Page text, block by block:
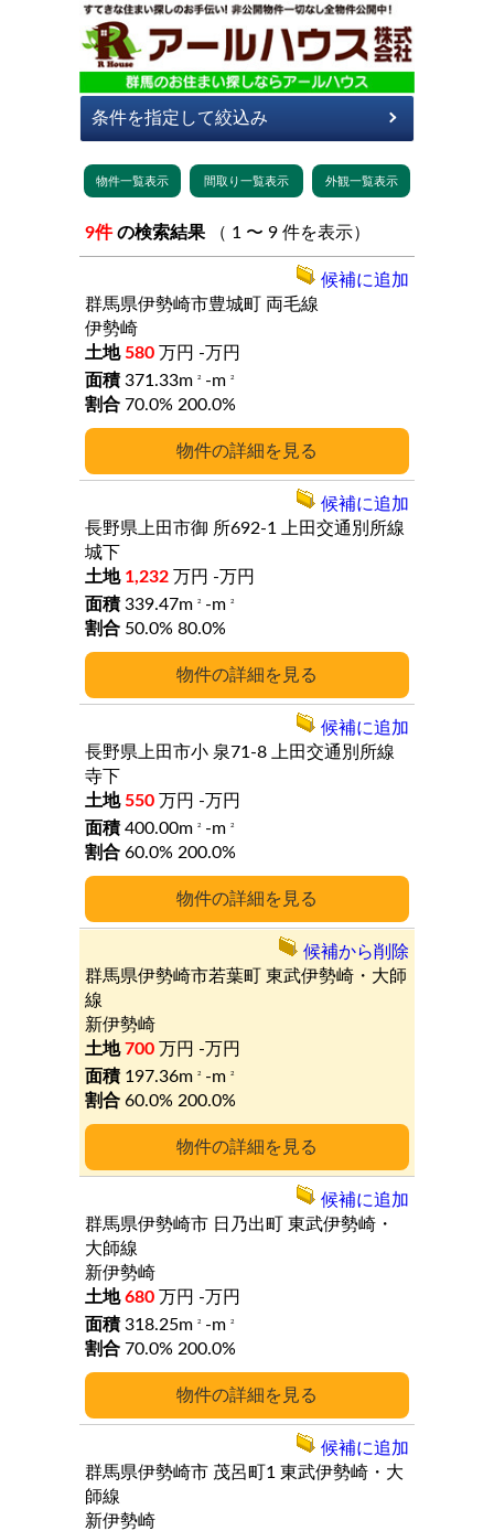
9件 の検索結果 （ 1 〜 9 件を表示）
詳細
群馬県伊勢崎市豊城町 両毛線
伊勢崎
580 万円 -万円
371.33m
2 -m 2
70.0% 200.0%
候補に追加
詳細
長野県上田市御 所692-1
上田交通別所線
城下
1,232 万円 -万円
339.47m
2 -m 2
50.0% 80.0%
候補に追加
詳細
長野県上田市小 泉71-8
上田交通別所線
寺下
550 万円 -万円
400.00m
2 -m 2
60.0% 200.0%
候補に追加
詳細
群馬県伊勢崎市若葉町 東武伊勢崎・大師
線
新伊勢崎
700 万円 -万円
197.36m
2 -m 2
60.0% 200.0%
候補から削除
詳細
群馬県伊勢崎市 日乃出町 東武伊勢崎・
大師線
新伊勢崎
680 万円 -万円
318.25m
2 -m 2
70.0% 200.0%
候補に追加
群馬県伊勢崎市 茂呂町1 東武伊勢崎・大
師線
新伊勢崎
候補に追加